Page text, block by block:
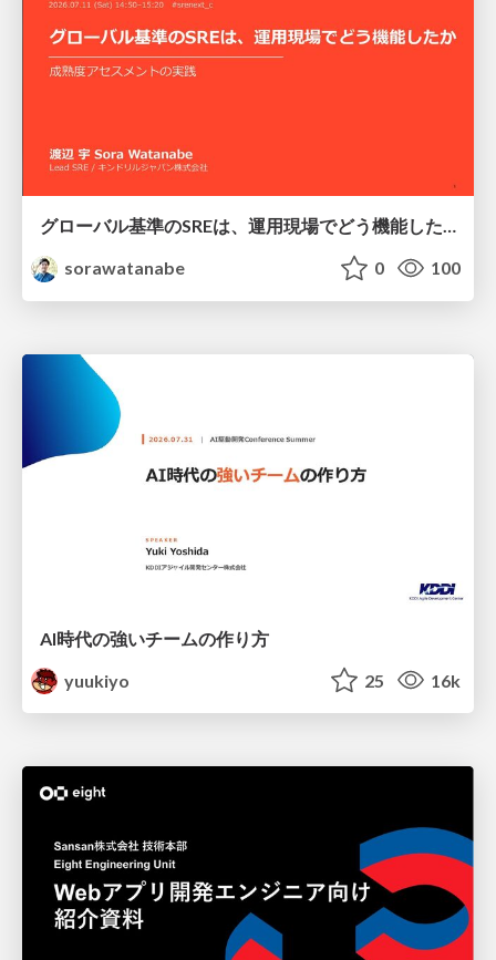
グローバル基準のSREは、運用現場でどう機能したか：成熟度アセスメントの実践 ／ SRE NEXT 2026
sorawatanabe
0 100
AI時代の強いチームの作り方
yuukiyo
25 16k